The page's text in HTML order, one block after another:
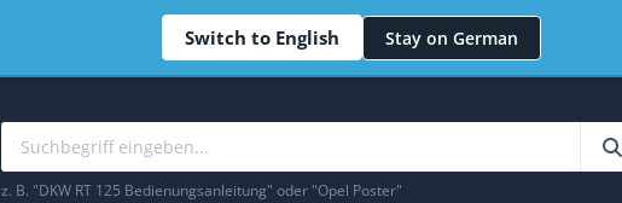
Switch to English Stay on German
z. B. "DKW RT 125 Bedienungsanleitung" oder "Opel Poster"